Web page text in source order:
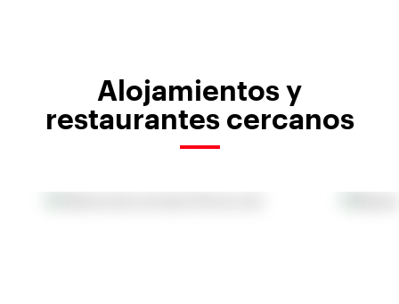
Alojamientos y
restaurantes cercanos